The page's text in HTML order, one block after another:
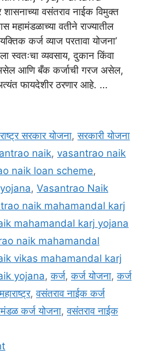
वसंतराव नाईक विमुक्त
महामंडळाच्या वतीने राज्यातील
कर्ज व्याज परतावा योजना’
स्वतःचा व्यवसाय, दुकान किंवा
आणि बँक कर्जाची गरज असेल,
फायदेशीर ठरणार आहे. …
सरकार योजना,सरकारी योजना
naik,vasantrao naik
naik loan scheme,
, Vasantrao Naik
naik mahamandal karj
mahamandal karj yojana
naik mahamandal
vikas mahamandal karj
yojana,कर्ज,कर्ज योजना,कर्ज
,वसंतराव नाईक कर्ज
कर्ज योजना,वसंतराव नाईक